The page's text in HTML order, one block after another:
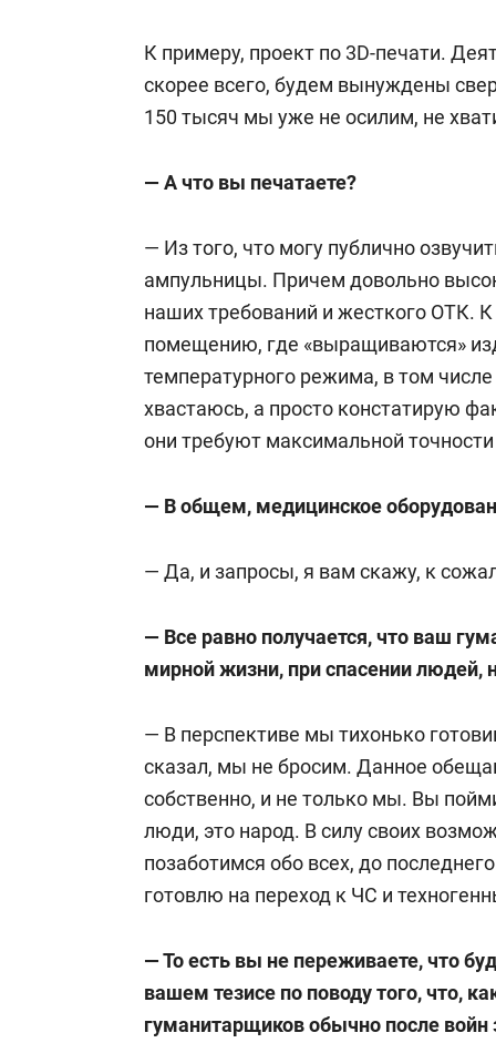
К примеру, проект по 3D-печати.
скорее всего, будем вынуждены
150 тысяч мы уже не осилим, не
— А что вы печатаете?
— Из того, что могу публично
ампульницы. Причем довольно
наших требований и жесткого ОТК.
помещению, где «выращиваются»
температурного режима, в том
хвастаюсь, а просто констатирую
они требуют максимальной
— В общем, медицинское
— Да, и запросы, я вам скажу, к
— Все равно получается, что ваш
мирной жизни, при спасении людей,
— В перспективе мы тихонько
сказал, мы не бросим. Данное
собственно, и не только мы. Вы
люди, это народ. В силу своих
позаботимся обо всех, до
готовлю на переход к ЧС и
— То есть вы не переживаете, что
вашем тезисе по поводу того, что,
гуманитарщиков обычно после